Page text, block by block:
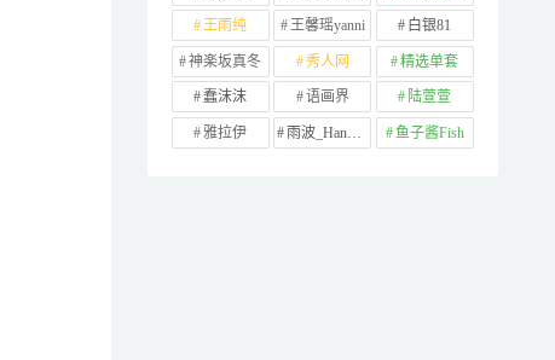
王雨纯 王馨瑶yanni 白银81
神楽坂真冬 秀人网 精选单套
蠢沫沫 语画界 陆萱萱
雅拉伊 雨波_HaneAme 鱼子酱Fish